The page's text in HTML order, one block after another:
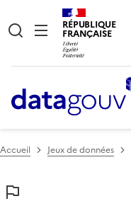
RÉPUBLIQUE
FRANÇAISE
Accueil Jeux de données